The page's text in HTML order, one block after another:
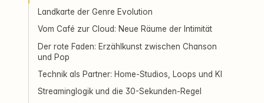
Landkarte der Genre Evolution
Vom Café zur Cloud: Neue Räume der Intimität
Der rote Faden: Erzählkunst zwischen Chanson
und Pop
Technik als Partner: Home-Studios, Loops und KI
Streaminglogik und die 30-Sekunden-Regel